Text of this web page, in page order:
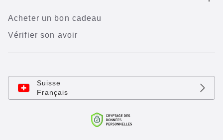
Acheter un bon cadeau
Vérifier son avoir
Suisse
Français